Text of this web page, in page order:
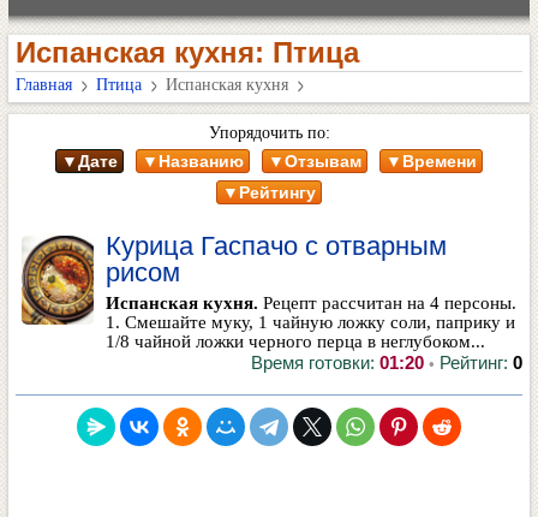
Испанская кухня: Птица
Главная Птица Испанская кухня
Упорядочить по:
▼Дате ▼Названию ▼Отзывам
▼Времени
▼Рейтингу
Курица Гаспачо с отварным
рисом
Испанская кухня. Рецепт рассчитан на 4 персоны.
1. Смешайте муку, 1 чайную ложку соли, паприку и
1/8 чайной ложки черного перца в неглубоком...
Время готовки: 01:20 • Рейтинг: 0